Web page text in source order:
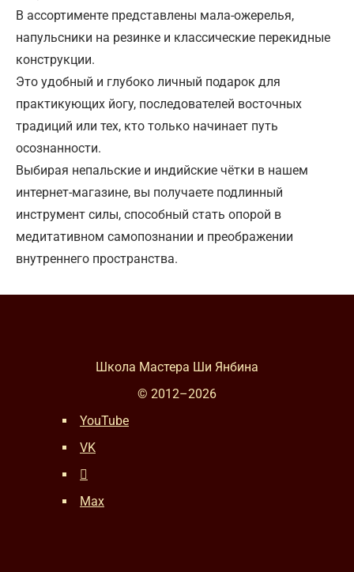
В ассортименте представлены мала-ожерелья,
напульсники на резинке и классические перекидные
конструкции.
Это удобный и глубоко личный подарок для
практикующих йогу, последователей восточных
традиций или тех, кто только начинает путь
осознанности.
Выбирая непальские и индийские чётки в нашем
интернет-магазине, вы получаете подлинный
инструмент силы, способный стать опорой в
медитативном самопознании и преображении
внутреннего пространства.
Школа Мастера Ши Янбина
© 2012–2026
YouTube
VK
Max